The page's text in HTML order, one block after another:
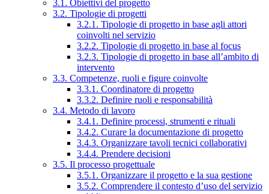
3.1. Obiettivi del progetto
3.2. Tipologie di progetti
3.2.1. Tipologie di progetto in base agli attori
coinvolti nel servizio
3.2.2. Tipologie di progetto in base al focus
3.2.3. Tipologie di progetto in base all’ambito di
intervento
3.3. Competenze, ruoli e figure coinvolte
3.3.1. Coordinatore di progetto
3.3.2. Definire ruoli e responsabilità
3.4. Metodo di lavoro
3.4.1. Definire processi, strumenti e rituali
3.4.2. Curare la documentazione di progetto
3.4.3. Organizzare tavoli tecnici collaborativi
3.4.4. Prendere decisioni
3.5. Il processo progettuale
3.5.1. Organizzare il progetto e la sua gestione
3.5.2. Comprendere il contesto d’uso del servizio